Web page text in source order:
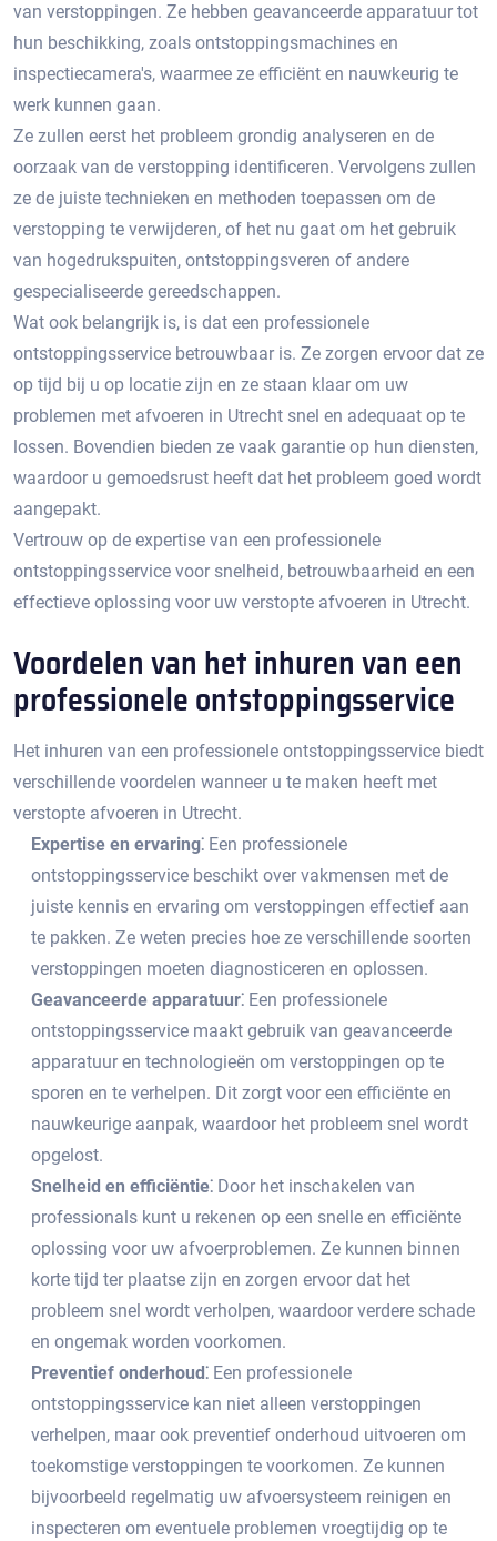
van verstoppingen.​ Ze hebben geavanceerde apparatuur tot
hun beschikking, zoals ontstoppingsmachines en
inspectiecamera's, waarmee ze efficiënt en nauwkeurig te
werk kunnen gaan.​
Ze zullen eerst het probleem grondig analyseren en de
oorzaak van de verstopping identificeren.​ Vervolgens zullen
ze de juiste technieken en methoden toepassen om de
verstopping te verwijderen, of het nu gaat om het gebruik
van hogedrukspuiten, ontstoppingsveren of andere
gespecialiseerde gereedschappen.
Wat ook belangrijk is, is dat een professionele
ontstoppingsservice betrouwbaar is.​ Ze zorgen ervoor dat ze
op tijd bij u op locatie zijn en ze staan klaar om uw
problemen met afvoeren in Utrecht snel en adequaat op te
lossen.​ Bovendien bieden ze vaak garantie op hun diensten,
waardoor u gemoedsrust heeft dat het probleem goed wordt
aangepakt.
Vertrouw op de expertise van een professionele
ontstoppingsservice voor snelheid, betrouwbaarheid en een
effectieve oplossing voor uw verstopte afvoeren in Utrecht.​
Voordelen van het inhuren van een
professionele ontstoppingsservice
Het inhuren van een professionele ontstoppingsservice biedt
verschillende voordelen wanneer u te maken heeft met
verstopte afvoeren in Utrecht.
Expertise en ervaring⁚ Een professionele
ontstoppingsservice beschikt over vakmensen met de
juiste kennis en ervaring om verstoppingen effectief aan
te pakken.​ Ze weten precies hoe ze verschillende soorten
verstoppingen moeten diagnosticeren en oplossen.​
Geavanceerde apparatuur⁚ Een professionele
ontstoppingsservice maakt gebruik van geavanceerde
apparatuur en technologieën om verstoppingen op te
sporen en te verhelpen.​ Dit zorgt voor een efficiënte en
nauwkeurige aanpak, waardoor het probleem snel wordt
opgelost.​
Snelheid en efficiëntie⁚ Door het inschakelen van
professionals kunt u rekenen op een snelle en efficiënte
oplossing voor uw afvoerproblemen.​ Ze kunnen binnen
korte tijd ter plaatse zijn en zorgen ervoor dat het
probleem snel wordt verholpen, waardoor verdere schade
en ongemak worden voorkomen.​
Preventief onderhoud⁚ Een professionele
ontstoppingsservice kan niet alleen verstoppingen
verhelpen, maar ook preventief onderhoud uitvoeren om
toekomstige verstoppingen te voorkomen.​ Ze kunnen
bijvoorbeeld regelmatig uw afvoersysteem reinigen en
inspecteren om eventuele problemen vroegtijdig op te